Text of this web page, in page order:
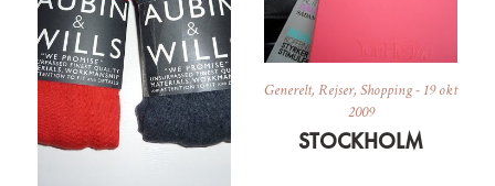
Generelt,Rejser,Shopping- 19 okt
2009
STOCKHOLM